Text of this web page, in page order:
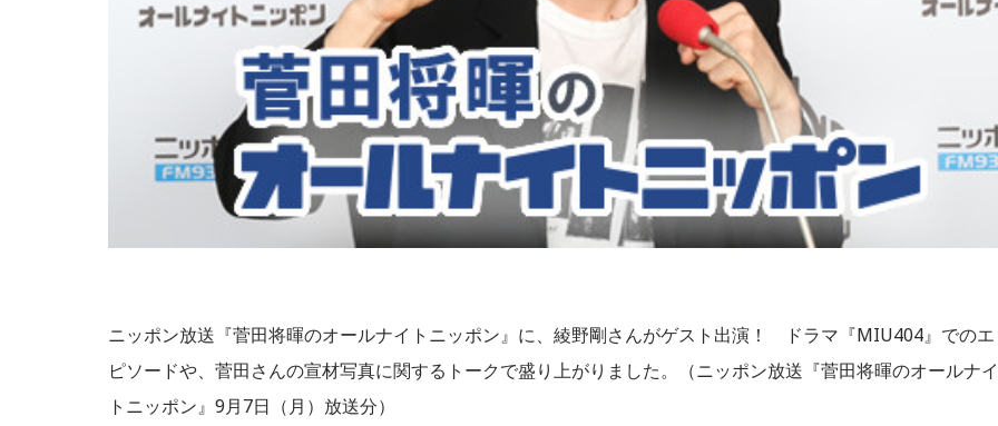
ニッポン放送『菅田将暉のオールナイトニッポン』に、綾野剛さんがゲスト出演！ ドラマ『MIU404』でのエ
ピソードや、菅田さんの宣材写真に関するトークで盛り上がりました。（ニッポン放送『菅田将暉のオールナイ
トニッポン』9月7日（月）放送分）